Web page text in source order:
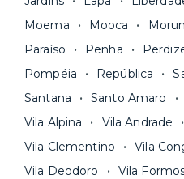
Moema
Mooca
Paraíso
Penha
Pompéia
República
Santana
Santo Amaro
Vila Alpina
Vila Andrade
Vila Clementino
Vila
Vila Deodoro
Vila